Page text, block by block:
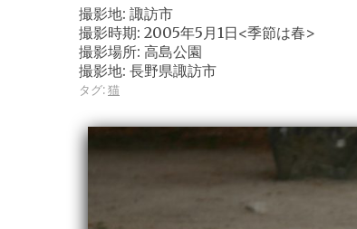
撮影地: 諏訪市
撮影時期: 2005年5月1日<季節は春>
撮影場所: 高島公園
撮影地: 長野県諏訪市
タグ:猫